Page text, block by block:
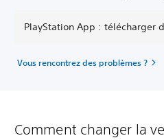
PlayStation App : télécharger
Vous rencontrez des problèmes ?
Comment changer la